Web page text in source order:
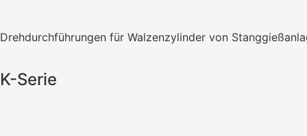
Drehdurchführungen für Walzenzylinder von
K-Serie